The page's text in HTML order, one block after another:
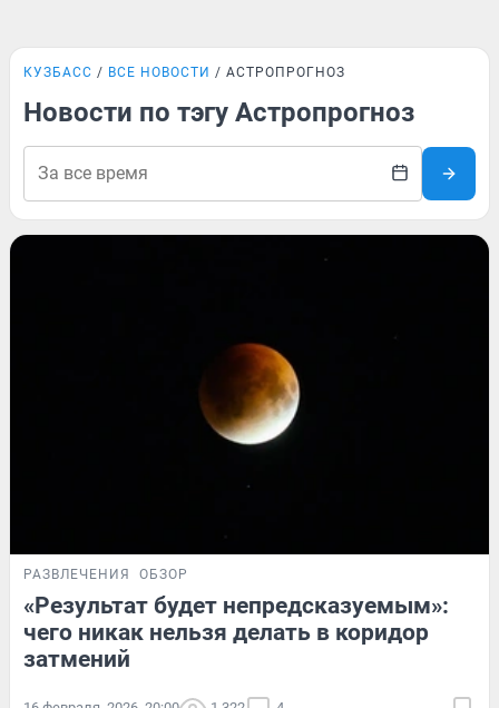
КУЗБАСС ВСЕ НОВОСТИ АСТРОПРОГНОЗ
Новости по тэгу Астропрогноз
РАЗВЛЕЧЕНИЯ ОБЗОР
«Результат будет непредсказуемым»:
чего никак нельзя делать в коридор
затмений